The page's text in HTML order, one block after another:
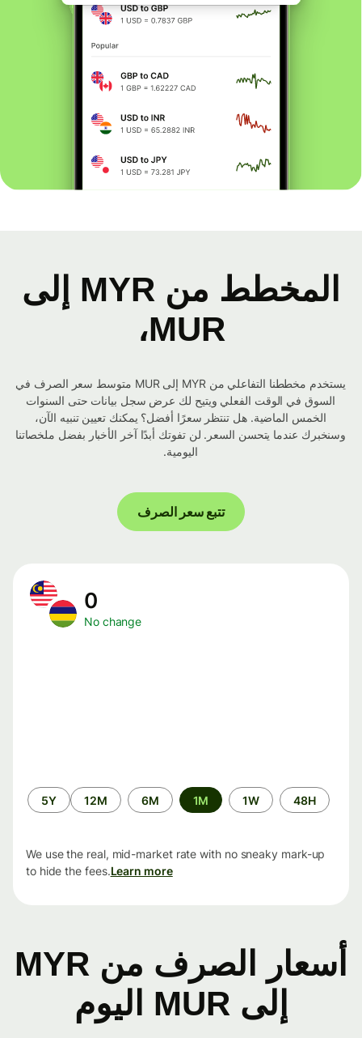
المخطط من MYR إلى
MUR،
يستخدم مخططنا التفاعلي من MYR إلى MUR متوسط ​​سعر الصرف في
السوق في الوقت الفعلي ويتيح لك عرض سجل بيانات حتى السنوات
الخمس الماضية. هل تنتظر سعرًا أفضل؟ يمكنك تعيين تنبيه الآن،
وسنخبرك عندما يتحسن السعر. لن تفوتك أبدًا آخر الأخبار بفضل ملخصاتنا
اليومية.
تتبع سعر الصرف
No change
الفترة
الزمنية
48H
1W
1M
6M
12M
5Y
We use the real, mid-market rate with no sneaky mark-up
to hide the fees.Learn more
أسعار الصرف من MYR
إلى MUR اليوم